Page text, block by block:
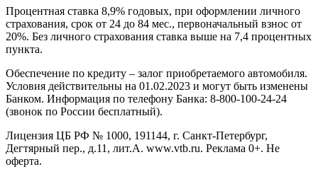
Процентная ставка 8,9% годовых, при оформлении личного
страхования, срок от 24 до 84 мес., первоначальный взнос от
20%. Без личного страхования ставка выше на 7,4 процентных
пункта.
Обеспечение по кредиту – залог приобретаемого автомобиля.
Условия действительны на 01.02.2023 и могут быть изменены
Банком. Информация по телефону Банка: 8-800-100-24-24
(звонок по России бесплатный).
Лицензия ЦБ РФ № 1000, 191144, г. Санкт-Петербург,
Дегтярный пер., д.11, лит.А. www.vtb.ru. Реклама 0+. Не
оферта.